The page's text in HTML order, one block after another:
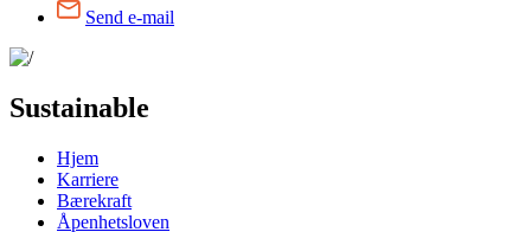
Send e-mail
Sustainable
Hjem
Karriere
Bærekraft
Åpenhetsloven